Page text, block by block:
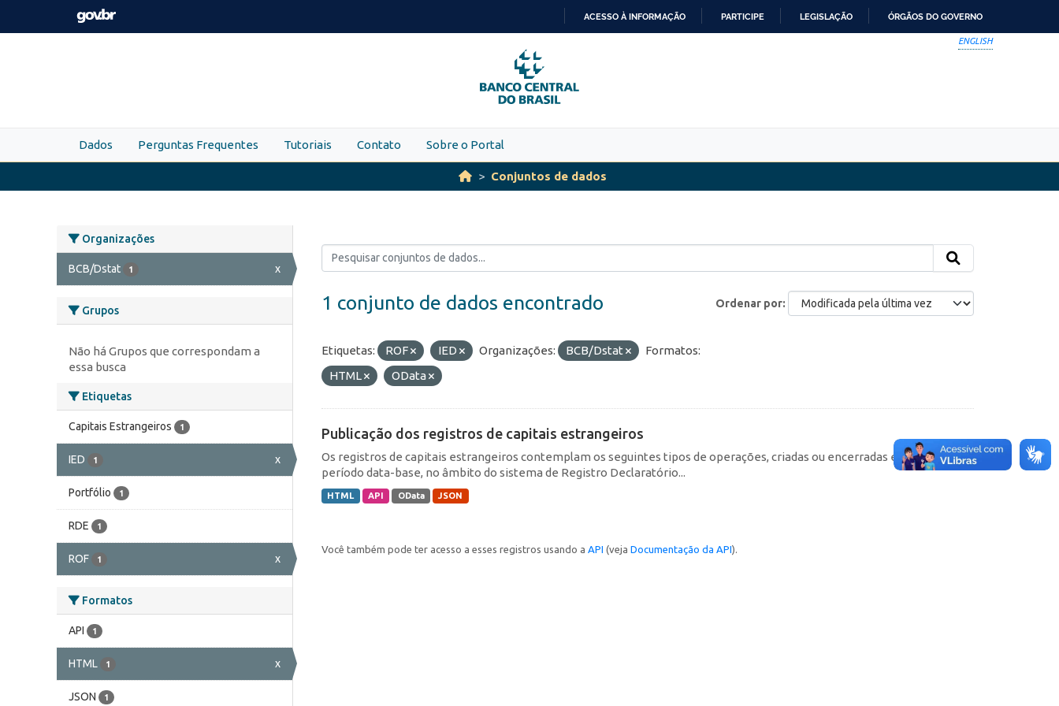
Skip to main content
PARA
O
CONTEÚDO
ACESSO À INFORMAÇÃO PARTICIPE LEGISLAÇÃO ÓRGÃOS DO GOVERNO
ENGLISH
Dados Perguntas Frequentes Tutoriais Contato Sobre o Portal
Conjuntos de dados
Organizações
BCB/Dstat 1 x
Grupos
Não há Grupos que correspondam a
essa busca
Etiquetas
Capitais Estrangeiros 1
IED 1 x
Portfólio 1
RDE 1
ROF 1 x
Formatos
API 1
HTML 1 x
JSON 1
Ordenar por
1 conjunto de dados encontrado
Etiquetas: ROF IED Organizações: BCB/Dstat
Formatos:
HTML
OData
Publicação dos registros de capitais estrangeiros
Os registros de capitais estrangeiros contemplam os seguintes tipos de operações, criadas ou encerradas em cada
período data-base, no âmbito do sistema de Registro Declaratório...
HTML API OData JSON
Você também pode ter acesso a esses registros usando a API (veja Documentação da API).